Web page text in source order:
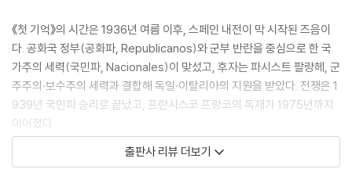
《첫 기억》의 시간은 1936년 여름 이후, 스페인 내전이 막 시작된 즈음이
다. 공화국 정부(공화파, Republicanos)와 군부 반란을 중심으로 한 국
가주의 세력(국민파, Nacionales)이 맞섰고, 후자는 파시스트 팔랑헤, 군
주주의·보수주의 세력과 결합해 독일·이탈리아의 지원을 받았다. 전쟁은 1
939년 국민파 승리로 끝났고, 프란시스코 프랑코의 독재가 1975년까지
이어졌다.
섬의 지정학도 중요하다. 마요르카는 내전 발발 직후 국민파가 장악했고, 1
출판사 리뷰 더보기